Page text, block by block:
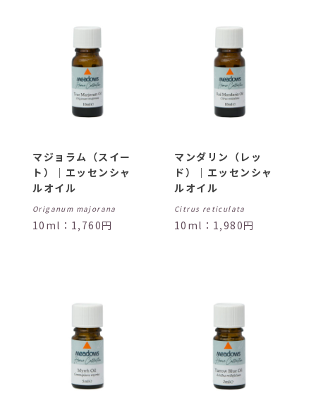
マジョラム（スイー
ト）｜エッセンシャ
ルオイル
Origanum majorana
10ml：1,760円
マンダリン（レッ
ド）｜エッセンシャ
ルオイル
Citrus reticulata
10ml：1,980円